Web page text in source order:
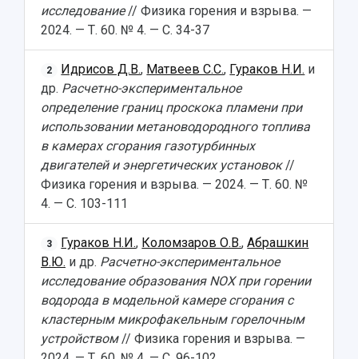
исследование// Физика горения и взрыва. —
2024. — Т. 60. № 4. — С. 34-37
2 Идрисов Д.В., Матвеев С.С., Гураков Н.И. и
др. Расчетно-экспериментальное
определение границ проскока пламени при
использовании метановодородного топлива
в камерах сгорания газотурбинных
двигателей и энергетических установок//
Физика горения и взрыва. — 2024. — Т. 60. №
4. — С. 103-111
3 Гураков Н.И., Коломзаров О.В.,Абрашкин
В.Ю. и др. Расчетно-экспериментальное
исследование образования NOX при горении
водорода в модельной камере сгорания с
кластерным микрофакельным горелочным
устройством// Физика горения и взрыва. —